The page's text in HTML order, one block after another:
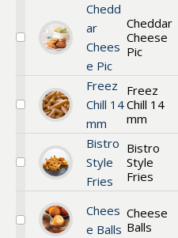
Välj
Chedd
ar
Chees
e Pic
Cheddar
Cheese
Pic
Välj
Chill
mm
Freez
Chill 14
mm
Freez
Chill 14
mm
Välj
Styles
Bistro
Style
Fries
Bistro
Style
Fries
Välj
Chees
e Balls
Cheese
Balls